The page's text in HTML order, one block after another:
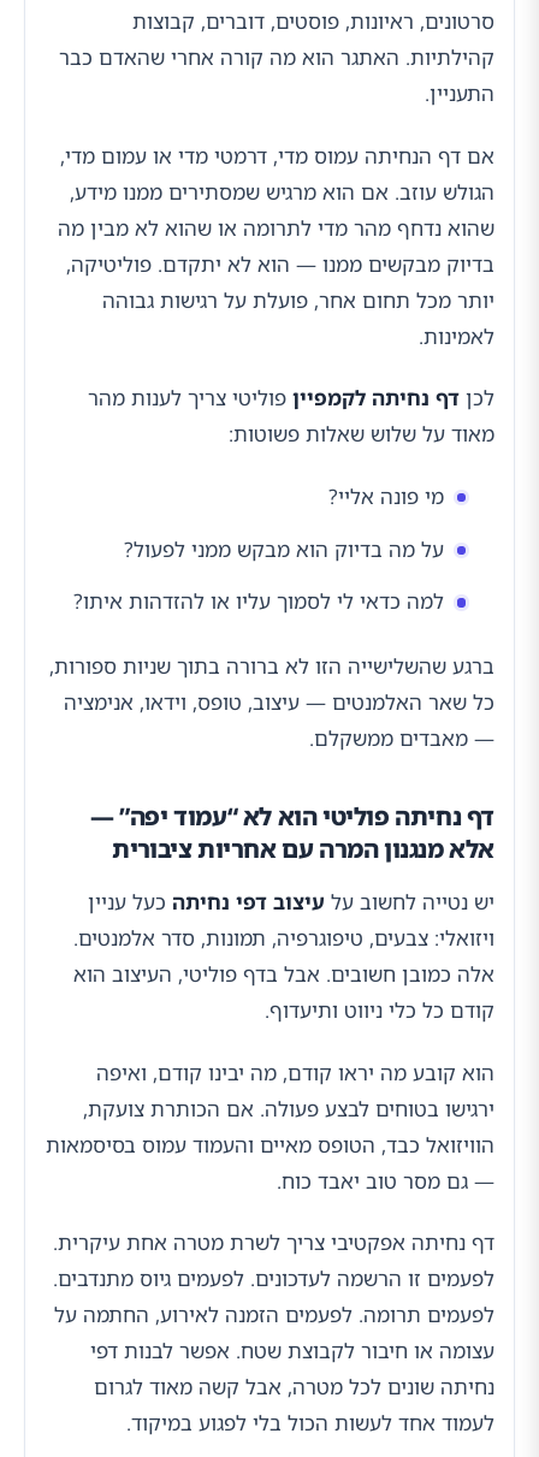
סרטונים, ראיונות, פוסטים, דוברים, קבוצות
קהילתיות. האתגר הוא מה קורה אחרי שהאדם כבר
התעניין.
אם דף הנחיתה עמוס מדי, דרמטי מדי או עמום מדי,
הגולש עוזב. אם הוא מרגיש שמסתירים ממנו מידע,
שהוא נדחף מהר מדי לתרומה או שהוא לא מבין מה
בדיוק מבקשים ממנו — הוא לא יתקדם. פוליטיקה,
יותר מכל תחום אחר, פועלת על רגישות גבוהה
לאמינות.
לכן דף נחיתה לקמפיין פוליטי צריך לענות מהר
מאוד על שלוש שאלות פשוטות:
מי פונה אליי?
על מה בדיוק הוא מבקש ממני לפעול?
למה כדאי לי לסמוך עליו או להזדהות איתו?
ברגע שהשלישייה הזו לא ברורה בתוך שניות ספורות,
כל שאר האלמנטים — עיצוב, טופס, וידאו, אנימציה
— מאבדים ממשקלם.
דף נחיתה פוליטי הוא לא “עמוד יפה” —
אלא מנגנון המרה עם אחריות ציבורית
יש נטייה לחשוב על עיצוב דפי נחיתה כעל עניין
ויזואלי: צבעים, טיפוגרפיה, תמונות, סדר אלמנטים.
אלה כמובן חשובים. אבל בדף פוליטי, העיצוב הוא
קודם כל כלי ניווט ותיעדוף.
הוא קובע מה יראו קודם, מה יבינו קודם, ואיפה
ירגישו בטוחים לבצע פעולה. אם הכותרת צועקת,
הוויזואל כבד, הטופס מאיים והעמוד עמוס בסיסמאות
— גם מסר טוב יאבד כוח.
דף נחיתה אפקטיבי צריך לשרת מטרה אחת עיקרית.
לפעמים זו הרשמה לעדכונים. לפעמים גיוס מתנדבים.
לפעמים תרומה. לפעמים הזמנה לאירוע, החתמה על
עצומה או חיבור לקבוצת שטח. אפשר לבנות דפי
נחיתה שונים לכל מטרה, אבל קשה מאוד לגרום
לעמוד אחד לעשות הכול בלי לפגוע במיקוד.